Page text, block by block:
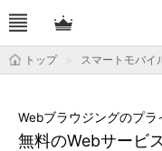
トップ スマートモバイ
無料のWebサービ
Webブラウジングのプ